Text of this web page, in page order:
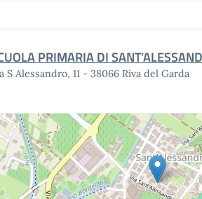
PRIMARIA DI
S Alessandro, 11 - 38066 Riva del Garda